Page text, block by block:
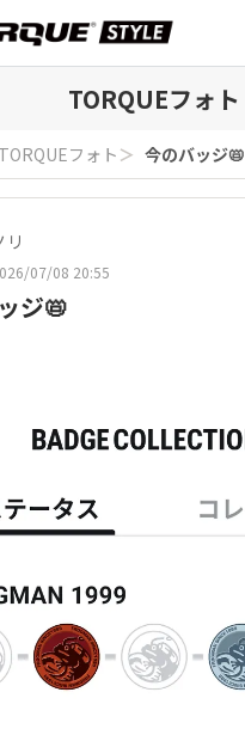
TORQUEフォト
TORQUEフォト ＞ 今のバッジ📛
リ
07/08 20:55
ジ📛